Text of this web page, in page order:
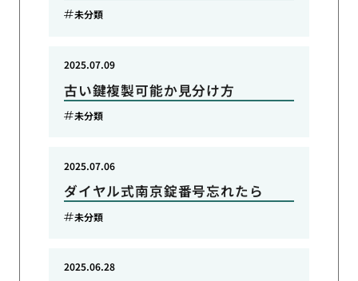
未分類
古い鍵複製可能か見分け方
2025.07.09
未分類
ダイヤル式南京錠番号忘れたら
2025.07.06
未分類
2025.06.28